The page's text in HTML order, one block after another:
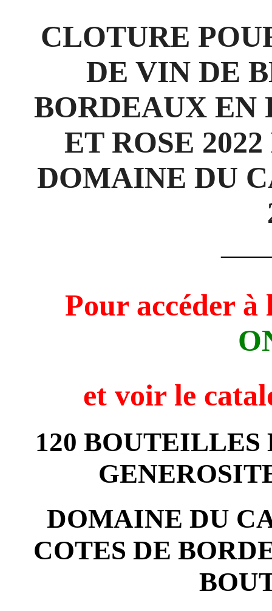
CLOTURE
DE VIN DE
BORDEAUX EN
ET ROSE
DOMAINE DU
Pour accéder
et voir le
120
DOMAINE DU
COTES DE